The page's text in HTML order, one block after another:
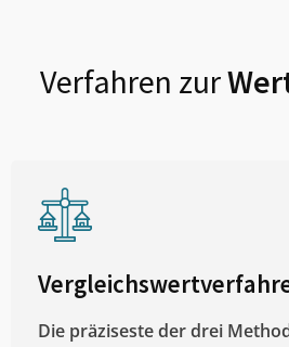
Verfahren zur
Die präziseste der drei